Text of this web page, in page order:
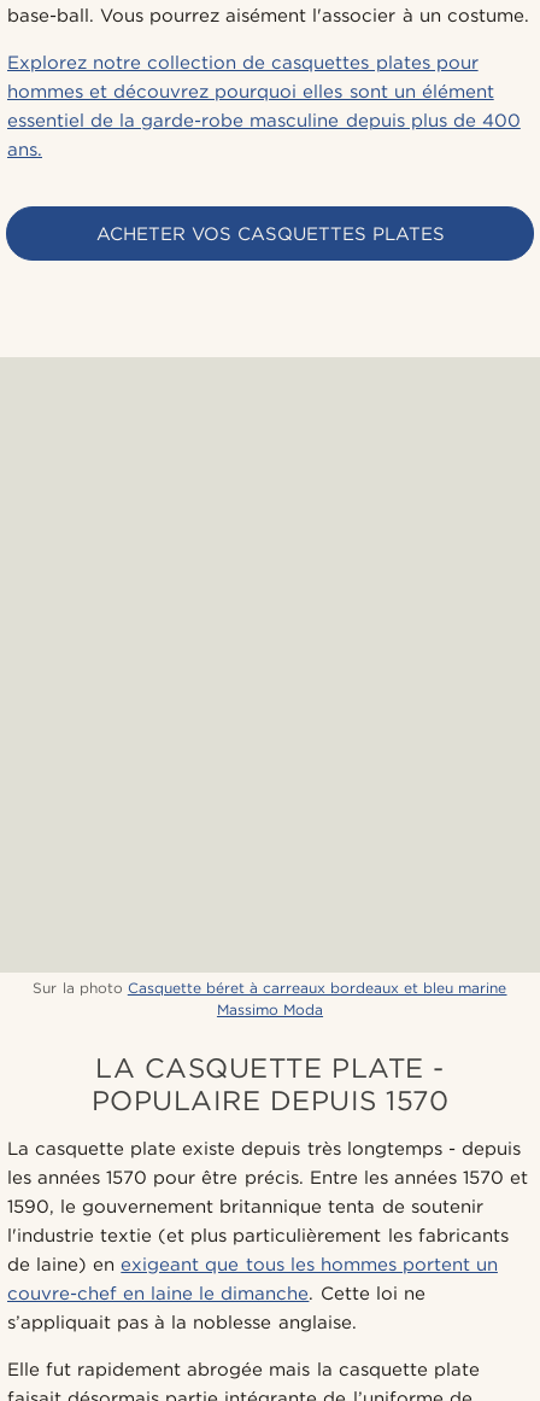
base-ball. Vous pourrez aisément l'associer à un costume.
Explorez notre collection de casquettes plates pour
hommes et découvrez pourquoi elles sont un élément
essentiel de la garde-robe masculine depuis plus de 400
ans.
ACHETER VOS CASQUETTES PLATES
Sur la photo Casquette béret à carreaux bordeaux et bleu marine
Massimo Moda
LA CASQUETTE PLATE -
POPULAIRE DEPUIS 1570
La casquette plate existe depuis très longtemps - depuis
les années 1570 pour être précis. Entre les années 1570 et
1590, le gouvernement britannique tenta de soutenir
l'industrie textie (et plus particulièrement les fabricants
de laine) enexigeant que tous les hommes portent un
couvre-chef en laine le dimanche. Cette loi ne
s’appliquait pas à la noblesse anglaise.
Elle fut rapidement abrogée mais la casquette plate